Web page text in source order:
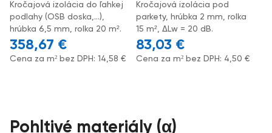
Kročajová izolácia do ľahkej
podlahy (OSB doska,...),
hrúbka 6,5 mm, rolka 20 m².
358,67 €
Cena za m² bez DPH: 14,58 €
Kročajová izolácia pod
parkety, hrúbka 2 mm, rolka
15 m², ΔLw = 20 dB.
83,03 €
Cena za m² bez DPH: 4,50 €
Pohltivé materiály (α)